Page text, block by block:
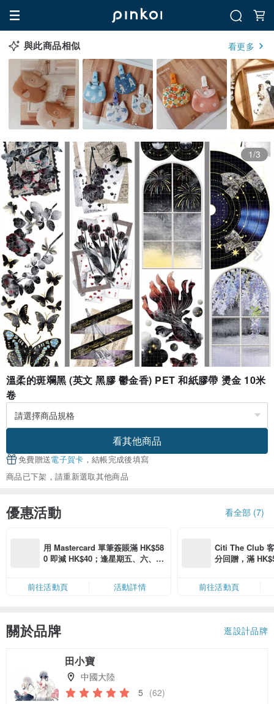
與此商品相似 看更多
1/3
溫柔的斑斕黑 (英文 黑膠 鬱金香) PET 和紙膠帶 燙金 10米
卷
看其他商品
免費贈送電子賀卡 ，結帳完成後填寫
商品已下架，請重新選取其他商品
優惠活動 看全部 (7)
用 Mastercard 單筆簽賬滿 HK$58
0 即減 HK$40；逢星期五、六、日
限，額滿即止，僅限「常用信用
卡」結帳）
前往活動頁 活動詳情
Citi The Club
分回贈，滿
前往活動頁
關於品牌 逛設計品牌
田小寶
中國大陸
5 (62)